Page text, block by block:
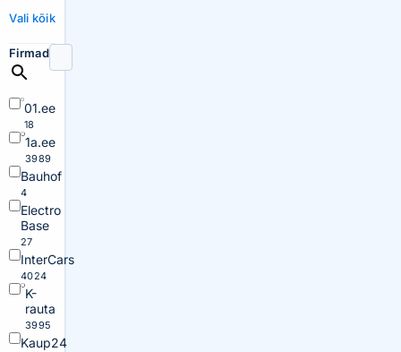
Vali kõik
Firmad
01.ee
18
1a.ee
3989
Bauhof
4
Electro
Base
27
InterCars
4024
K-
rauta
3995
Kaup24